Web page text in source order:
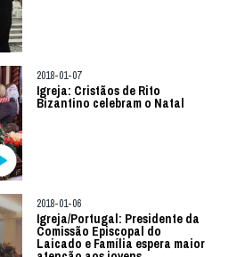
2018-01-07
Igreja: Cristãos de Rito
Bizantino celebram o Natal
2018-01-06
Igreja/Portugal: Presidente da
Comissão Episcopal do
Laicado e Família espera maior